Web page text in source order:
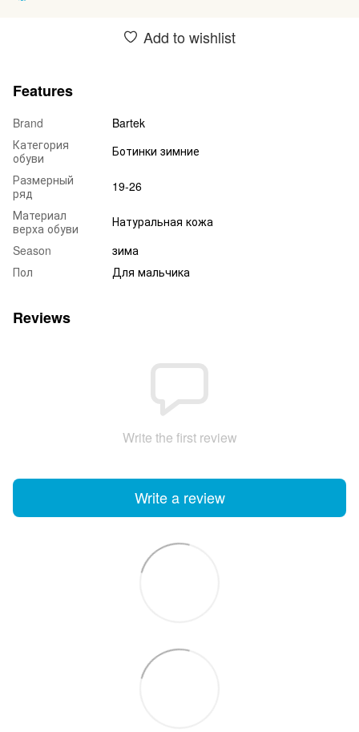
Add to wishlist
Features
Brand
Bartek
Категория
обуви
Ботинки зимние
Размерный
ряд
19-26
Материал
верха обуви
Натуральная кожа
Season
зима
Пол
Для мальчика
Reviews
Write the first review
Write a review